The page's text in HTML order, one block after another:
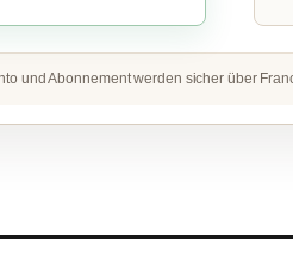
und Abonnement werden sicher über